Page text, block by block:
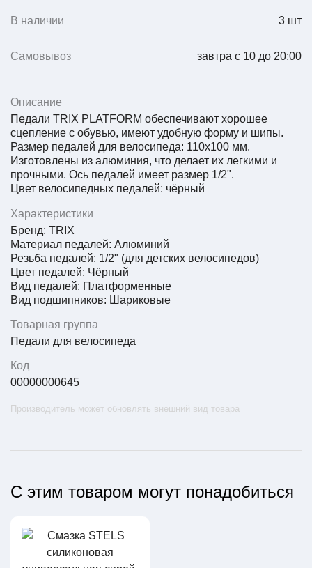
В наличии 3 шт
Самовывоз завтра с 10 до 20:00
Описание
Педали TRIX PLATFORM обеспечивают хорошее
сцепление с обувью, имеют удобную форму и шипы.
Размер педалей для велосипеда: 110x100 мм.
Изготовлены из алюминия, что делает их легкими и
прочными. Ось педалей имеет размер 1/2".
Цвет велосипедных педалей: чёрный
Характеристики
Бренд: TRIX
Материал педалей: Алюминий
Резьба педалей: 1/2" (для детских велосипедов)
Цвет педалей: Чёрный
Вид педалей: Платформенные
Вид подшипников: Шариковые
Товарная группа
Педали для велосипеда
Код
00000000645
Производитель может обновлять внешний вид товара
С этим товаром могут понадобиться